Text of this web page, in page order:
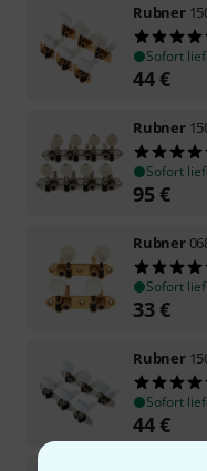
Rubner
Sofort
44€
Rubner
Sofort
95€
Rubner
Sofort
33€
Rubner
Sofort
44€